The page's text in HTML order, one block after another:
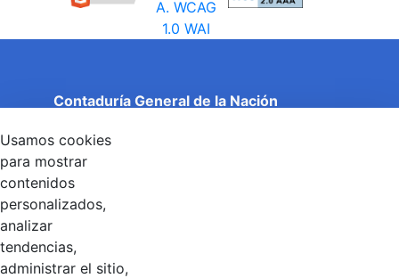
Contaduría General de la Nación
Entidad adscrita al Ministerio de Hacienda y Crédito
Público
Torre 1 (Aire) - Piso 15, Bogotá D.C., Colombia
Código Postal: 111071
Usamos cookies
para mostrar
contenidos
personalizados,
analizar
tendencias,
administrar el sitio,